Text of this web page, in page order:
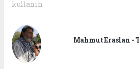
kullanın.
Mahmut Eraslan -